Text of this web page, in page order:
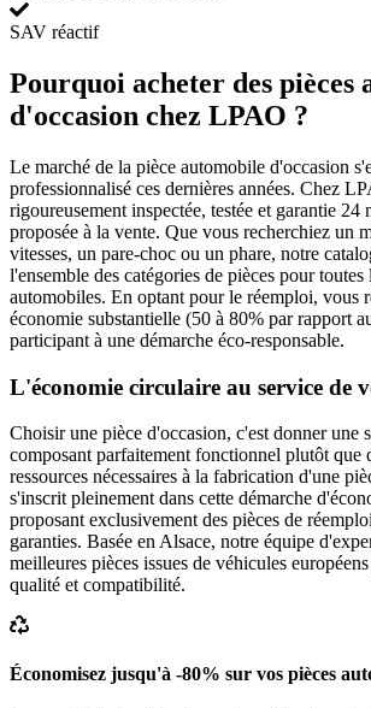
SAV réactif
Pourquoi acheter des pièces
d'occasion chez LPAO ?
Le marché de la pièce automobile d'occasion
professionnalisé ces dernières années. Chez
rigoureusement inspectée, testée et garantie 24
proposée à la vente. Que vous recherchiez un
vitesses, un pare-choc ou un phare, notre
l'ensemble des catégories de pièces pour toutes
automobiles. En optant pour le réemploi, vous
économie substantielle (50 à 80% par rapport
participant à une démarche éco-responsable.
L'économie circulaire au service de
Choisir une pièce d'occasion, c'est donner une
composant parfaitement fonctionnel plutôt que
ressources nécessaires à la fabrication d'une
s'inscrit pleinement dans cette démarche
proposant exclusivement des pièces de
garanties. Basée en Alsace, notre équipe
meilleures pièces issues de véhicules
qualité et compatibilité.
Économisez jusqu'à -80% sur vos pièces